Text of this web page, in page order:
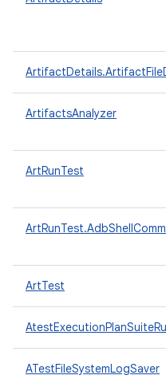
ArtifactsAnalyzer
ArtRunTest
ArtTest
ATestFileSystemLogSaver